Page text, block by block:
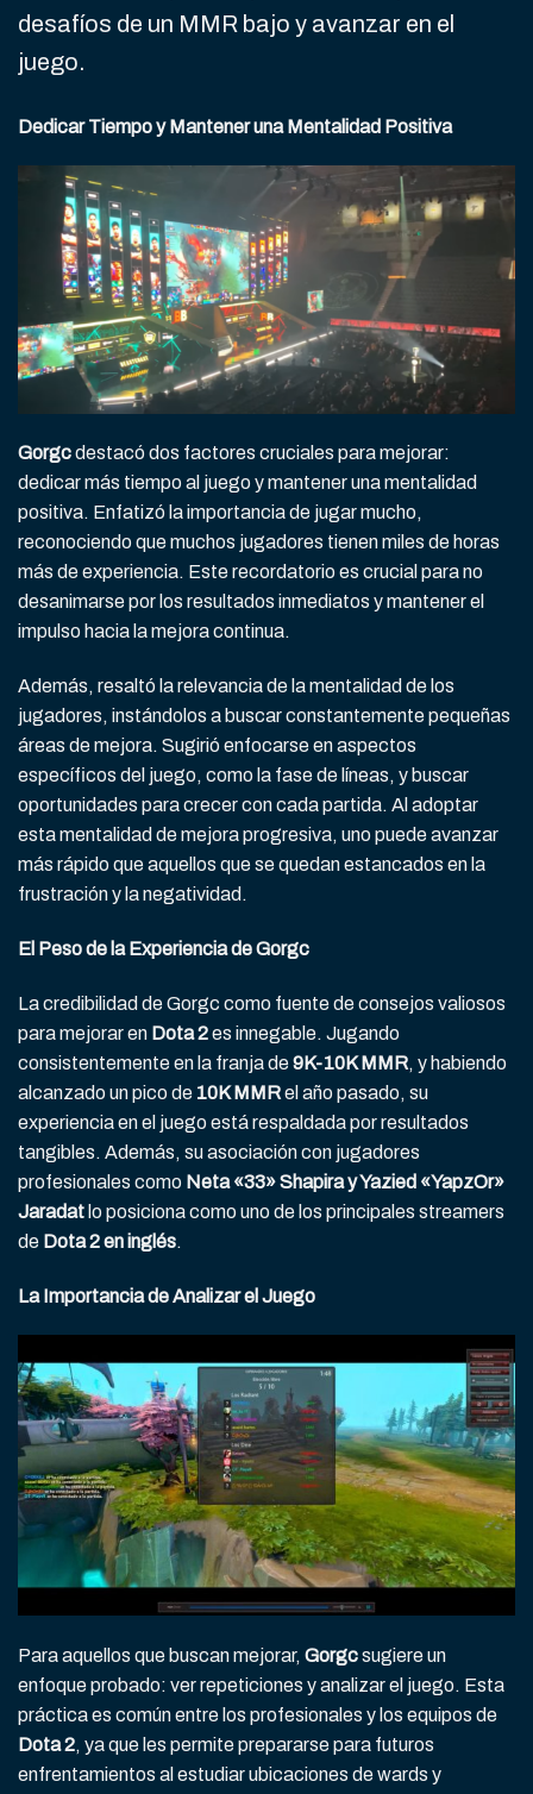
desafíos de un MMR bajo y avanzar en el
juego.
Dedicar Tiempo y Mantener una Mentalidad Positiva
Gorgcdestacó dos factores cruciales para mejorar:
dedicar más tiempo al juego y mantener una mentalidad
positiva. Enfatizó la importancia de jugar mucho,
reconociendo que muchos jugadores tienen miles de horas
más de experiencia. Este recordatorio es crucial para no
desanimarse por los resultados inmediatos y mantener el
impulso hacia la mejora continua.
Además, resaltó la relevancia de la mentalidad de los
jugadores, instándolos a buscar constantemente pequeñas
áreas de mejora. Sugirió enfocarse en aspectos
específicos del juego, como la fase de líneas, y buscar
oportunidades para crecer con cada partida. Al adoptar
esta mentalidad de mejora progresiva, uno puede avanzar
más rápido que aquellos que se quedan estancados en la
frustración y la negatividad.
El Peso de la Experiencia de Gorgc
La credibilidad de Gorgc como fuente de consejos valiosos
para mejorar en Dota 2es innegable. Jugando
consistentemente en la franja de9K-10K MMR, y habiendo
alcanzado un pico de 10K MMRel año pasado, su
experiencia en el juego está respaldada por resultados
tangibles. Además, su asociación con jugadores
profesionales como Neta «33» Shapira y Yazied «YapzOr»
Jaradat lo posiciona como uno de los principales streamers
de Dota 2 en inglés.
La Importancia de Analizar el Juego
Para aquellos que buscan mejorar, Gorgcsugiere un
enfoque probado: ver repeticiones y analizar el juego. Esta
práctica es común entre los profesionales y los equipos de
Dota 2, ya que les permite prepararse para futuros
enfrentamientos al estudiar ubicaciones de wards y